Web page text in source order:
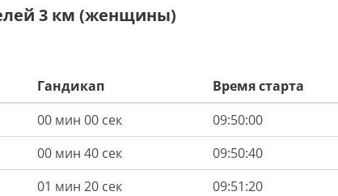
3 км (женщины)
Гандикап
Время старта
00 мин 00 сек
09:50:00
00 мин 40 сек
09:50:40
01 мин 20 сек
09:51:20